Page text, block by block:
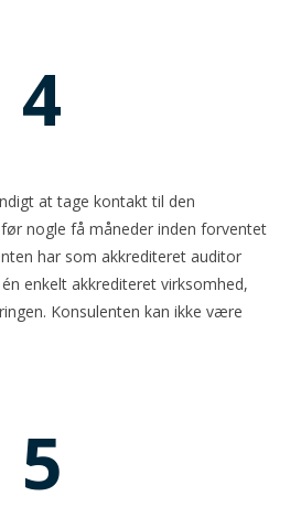
4
at tage kontakt til den
nogle få måneder inden forventet
har som akkrediteret auditor
enkelt akkrediteret virksomhed,
Konsulenten kan ikke være
5